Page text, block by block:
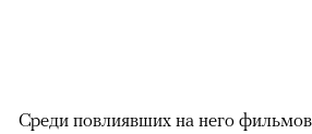
Среди повлиявших на него